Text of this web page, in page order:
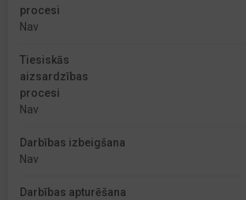
procesi
Nav
Tiesiskās
aizsardzības
procesi
Nav
Darbības izbeigšana
Nav
Darbības apturēšana